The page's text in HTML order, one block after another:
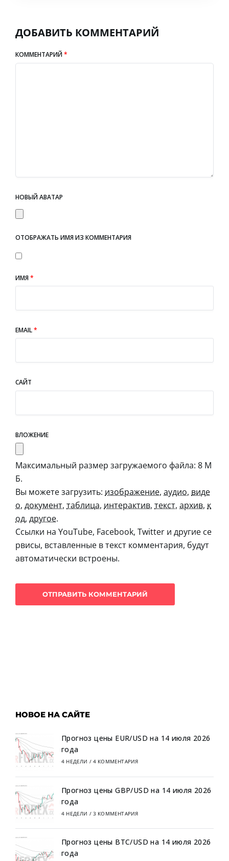
ДОБАВИТЬ КОММЕНТАРИЙ
КОММЕНТАРИЙ*
НОВЫЙ АВАТАР
ОТОБРАЖАТЬ ИМЯ ИЗ КОММЕНТАРИЯ
ИМЯ*
EMAIL*
САЙТ
ВЛОЖЕНИЕ
Максимальный размер загружаемого файла: 8 М
Б.
Вы можете загрузить: изображение, аудио, виде
о, документ, таблица, интерактив, текст, архив, к
од, другое.
Ссылки на YouTube, Facebook, Twitter и другие се
рвисы, вставленные в текст комментария, будут
автоматически встроены.
НОВОЕ НА САЙТЕ
Прогноз цены EUR/USD на 14 июля 2026
года
4 НЕДЕЛИ / 4 КОММЕНТАРИЯ
Прогноз цены GBP/USD на 14 июля 2026
года
4 НЕДЕЛИ / 3 КОММЕНТАРИЯ
Прогноз цены BTC/USD на 14 июля 2026
года